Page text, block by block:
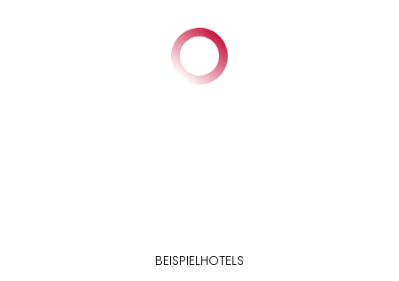
BEISPIELHOTELS